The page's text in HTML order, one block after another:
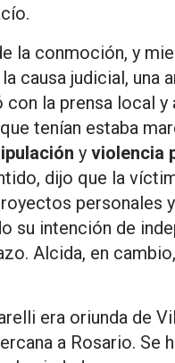
la conmoción, y
causa judicial, una
con la prensa local y
tenían estaba
y violencia
dijo que la
personales
su intención de
Alcida, en
era oriunda de
a Rosario. Se